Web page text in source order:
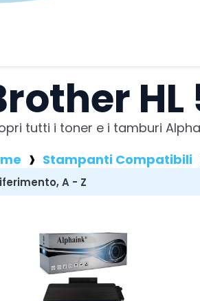
HL
tutti i toner e i tamburi
Stampanti Compatibili